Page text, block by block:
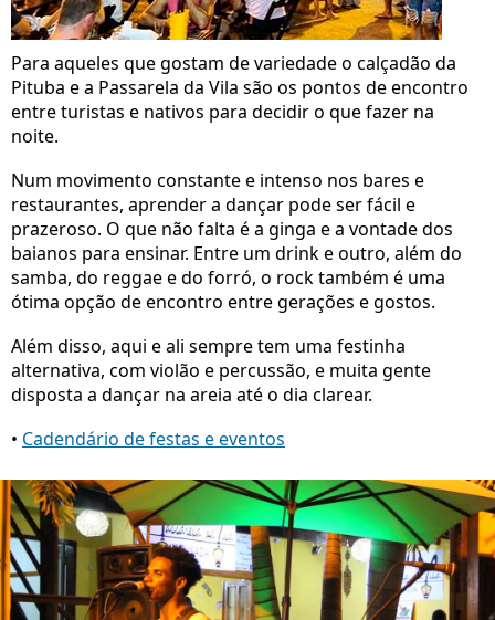
Para aqueles que gostam de variedade o calçadão da
Pituba e a Passarela da Vila são os pontos de encontro
entre turistas e nativos para decidir o que fazer na
noite.
Num movimento constante e intenso nos bares e
restaurantes, aprender a dançar pode ser fácil e
prazeroso. O que não falta é a ginga e a vontade dos
baianos para ensinar. Entre um drink e outro, além do
samba, do reggae e do forró, o rock também é uma
ótima opção de encontro entre gerações e gostos.
Além disso, aqui e ali sempre tem uma festinha
alternativa, com violão e percussão, e muita gente
disposta a dançar na areia até o dia clarear.
• Cadendário de festas e eventos